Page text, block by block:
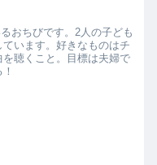
おちびです。2人の子ども
います。好きなものはチ
を聴くこと。目標は夫婦で